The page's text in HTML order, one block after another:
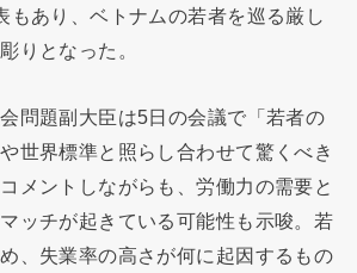
もあり、ベトナムの若者を巡る厳し
りとなった。
問題副大臣は5日の会議で「若者の
世界標準と照らし合わせて驚くべき
メントしながらも、労働力の需要と
ッチが起きている可能性も示唆。若
、失業率の高さが何に起因するもの